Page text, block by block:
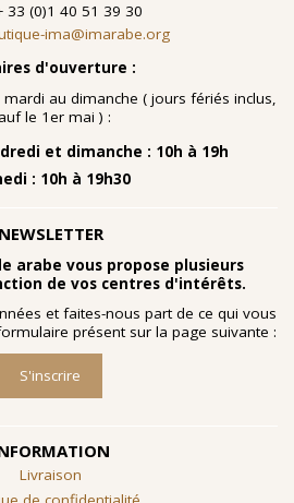
33 (0)1 40 51 39 30
ima@imarabe.org
d'ouverture :
au dimanche ( jours fériés inclus,
le 1er mai ) :
et dimanche : 10h à 19h
: 10h à 19h30
NEWSLETTER
arabe vous propose plusieurs
de vos centres d'intérêts.
et faites-nous part de ce qui vous
présent sur la page suivante :
S'inscrire
Livraison